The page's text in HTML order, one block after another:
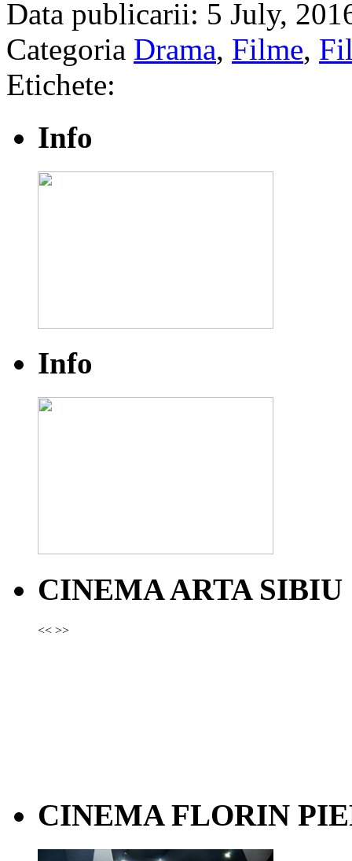
Data publicarii: 5 July,
Categoria Drama, Filme,
Etichete:
Info
Info
CINEMA ARTA SIBIU
<< >>
CINEMA FLORIN